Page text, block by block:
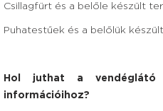
Csillagfürt és a belőle készült
Puhatestűek és a belőlük
Hol juthat a vendéglátó
információihoz?